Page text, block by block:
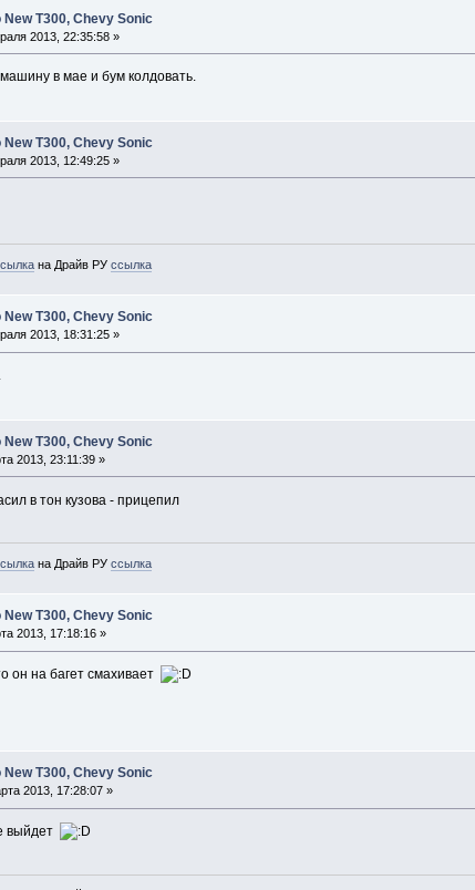
T300, Chevy Sonic
2013, 22:35:58 »
в мае и бум колдовать.
T300, Chevy Sonic
2013, 12:49:25 »
на Драйв РУссылка
T300, Chevy Sonic
2013, 18:31:25 »
T300, Chevy Sonic
2013, 23:11:39 »
в тон кузова - прицепил
на Драйв РУссылка
T300, Chevy Sonic
2013, 17:18:16 »
он на багет смахивает
T300, Chevy Sonic
2013, 17:28:07 »
выйдет